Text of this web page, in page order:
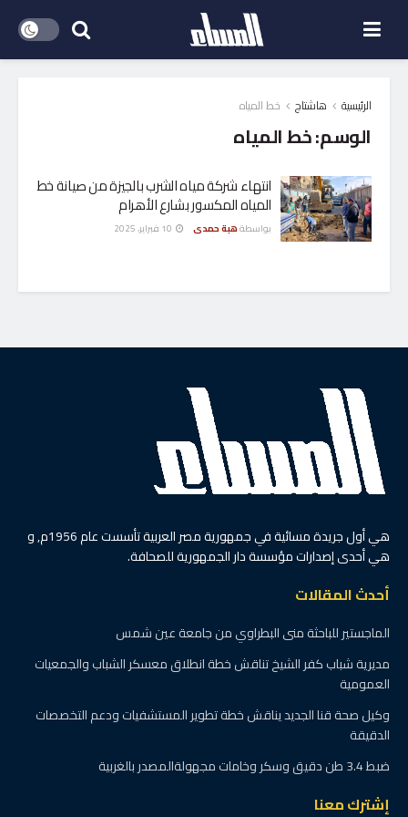
الرئيسية هاشتاج خط المياه
الوسم:خط المياه
انتهاء شركة مياه الشرب بالجيزة من صيانة خط
المياه المكسور بشارع الأهرام
بواسطةهبة حمدى
هي أول جريدة مسائية في جمهورية مصر العربية تأسست عام 1956م, و
هي أحدى إصدارات مؤسسة دار الجمهورية للصحافة.
أحدث المقالات
الماجستير للباحثة منى البطراوي من جامعة عين شمس
مديرية شباب كفر الشيخ تناقش خطة انطلاق معسكر الشباب والجمعيات
العمومية
وكيل صحة قنا الجديد يناقش خطة تطوير المستشفيات ودعم التخصصات
الدقيقة
ضبط 3.4 طن دقيق وسكر وخامات مجهولةالمصدر بالغربية
إشترك معنا